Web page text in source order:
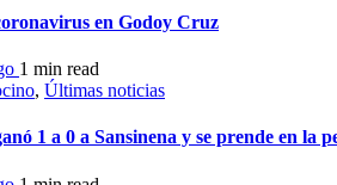
en Godoy Cruz
1 min read
, Últimas noticias
1 a 0 a Sansinena y se prende en la